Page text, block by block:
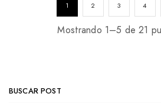
Mostrando 1–5 de 21
1 2 3 4
BUSCAR POST